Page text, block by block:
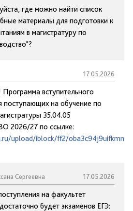
где можно найти список
материалы для подготовки к
в магистратуру по
17.05.2026
Программа вступительного
поступающих на обучение по
35.04.05
2026/27 по ссылке:
upload/iblock/ff2/
Сергеевна 17.05.2026
на факультет
будет экзаменов ЕГЭ: